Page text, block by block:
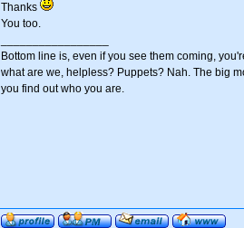
Thanks
You too.
Bottom line is, even if you see them coming,
what are we, helpless? Puppets? Nah. The big
you find out who you are.